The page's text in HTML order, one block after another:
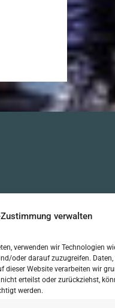
verwalten
verwenden wir Technologien
oder darauf zuzugreifen. Daten,
dieser Website verarbeiten wir
erteilst oder zurückziehst,
werden.